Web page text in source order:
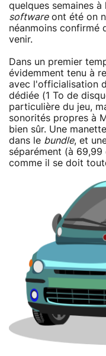
quelques semaines
softwareont été on
néanmoins confirmé
venir.
Dans un premier
évidemment tenu à
avec l'officialisation
dédiée (1 To de
particulière du jeu,
sonorités propres à
bien sûr. Une
dans le bundle, et
séparément (à
comme il se doit